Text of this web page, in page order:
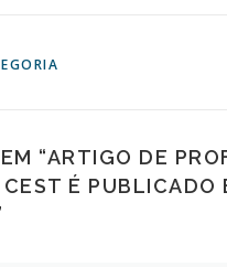
“ARTIGO DE
É PUBLICADO